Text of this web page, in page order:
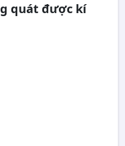
quát được kí